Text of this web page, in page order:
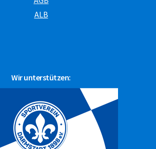
Wir unterstützen:
ALB